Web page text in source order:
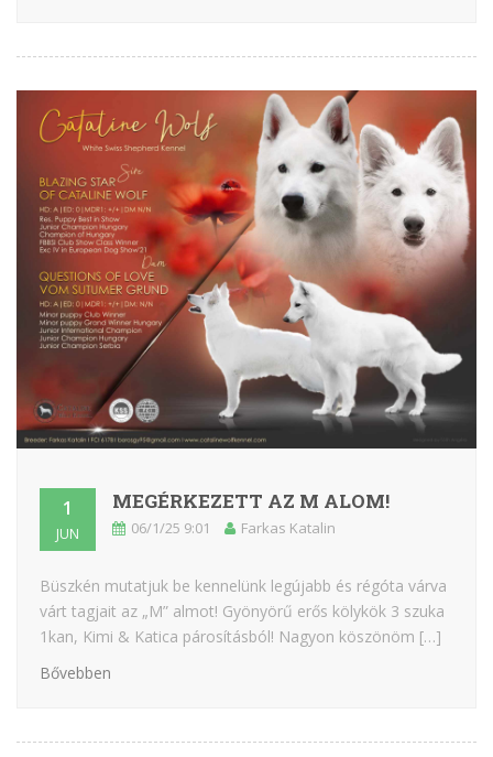
1
JUN
MEGÉRKEZETT AZ M ALOM!
06/1/25 9:01 Farkas Katalin
Büszkén mutatjuk be kennelünk legújabb és régóta várva
várt tagjait az „M” almot! Gyönyörű erős kölykök 3 szuka
1kan, Kimi & Katica párosításból! Nagyon köszönöm […]
Bővebben